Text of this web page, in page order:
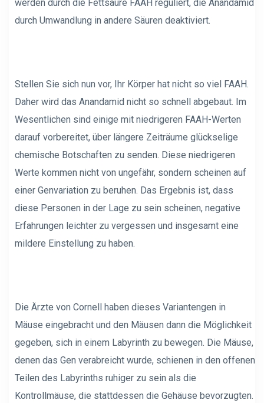
werden durch die Fettsäure FAAH reguliert, die Anandamid
durch Umwandlung in andere Säuren deaktiviert.
Stellen Sie sich nun vor, Ihr Körper hat nicht so viel FAAH.
Daher wird das Anandamid nicht so schnell abgebaut. Im
Wesentlichen sind einige mit niedrigeren FAAH-Werten
darauf vorbereitet, über längere Zeiträume glückselige
chemische Botschaften zu senden. Diese niedrigeren
Werte kommen nicht von ungefähr, sondern scheinen auf
einer Genvariation zu beruhen. Das Ergebnis ist, dass
diese Personen in der Lage zu sein scheinen, negative
Erfahrungen leichter zu vergessen und insgesamt eine
mildere Einstellung zu haben.
Die Ärzte von Cornell haben dieses Variantengen in
Mäuse eingebracht und den Mäusen dann die Möglichkeit
gegeben, sich in einem Labyrinth zu bewegen. Die Mäuse,
denen das Gen verabreicht wurde, schienen in den offenen
Teilen des Labyrinths ruhiger zu sein als die
Kontrollmäuse, die stattdessen die Gehäuse bevorzugten.